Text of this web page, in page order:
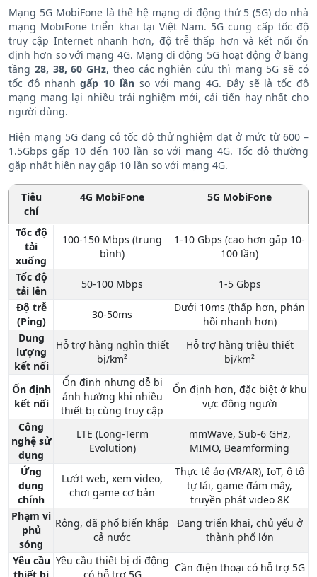
Mạng 5G MobiFone là thế hệ mạng di động thứ 5 (5G) do nhà
mạng MobiFone triển khai tại Việt Nam. 5G cung cấp tốc độ
truy cập Internet nhanh hơn, độ trễ thấp hơn và kết nối ổn
định hơn so với mạng 4G. Mạng di động 5G hoạt động ở băng
tầng 28, 38, 60 GHz, theo các nghiên cứu thì mạng 5G sẽ có
tốc độ nhanhgấp 10 lầnso với mạng 4G. Đây sẽ là tốc độ
mạng mang lại nhiều trải nghiệm mới, cải tiến hay nhất cho
người dùng.
Hiện mạng 5G đang có tốc độ thử nghiệm đạt ở mức từ 600 –
1.5Gbps gấp 10 đến 100 lần so với mạng 4G. Tốc độ thường
gặp nhất hiện nay gấp 10 lần so với mạng 4G.
Tiêu
chí
4G MobiFone 5G MobiFone
Tốc độ
tải
xuống
100-150 Mbps (trung
bình)
1-10 Gbps (cao hơn gấp 10-
100 lần)
Tốc độ
tải lên
50-100 Mbps
1-5 Gbps
Độ trễ
(Ping)
30-50ms
Dưới 10ms (thấp hơn, phản
hồi nhanh hơn)
Dung
lượng
kết nối
Hỗ trợ hàng nghìn thiết
bị/km²
Hỗ trợ hàng triệu thiết
bị/km²
Ổn định
kết nối
Ổn định nhưng dễ bị
ảnh hưởng khi nhiều
thiết bị cùng truy cập
Ổn định hơn, đặc biệt ở khu
vực đông người
Công
nghệ sử
dụng
LTE (Long-Term
Evolution)
mmWave, Sub-6 GHz,
MIMO, Beamforming
Ứng
dụng
chính
Lướt web, xem video,
chơi game cơ bản
Thực tế ảo (VR/AR), IoT, ô tô
tự lái, game đám mây,
truyền phát video 8K
Phạm vi
phủ
sóng
Rộng, đã phổ biến khắp
cả nước
Đang triển khai, chủ yếu ở
thành phố lớn
Yêu cầu Yêu cầu thiết bị di động
Cần điện thoại có hỗ trợ 5G